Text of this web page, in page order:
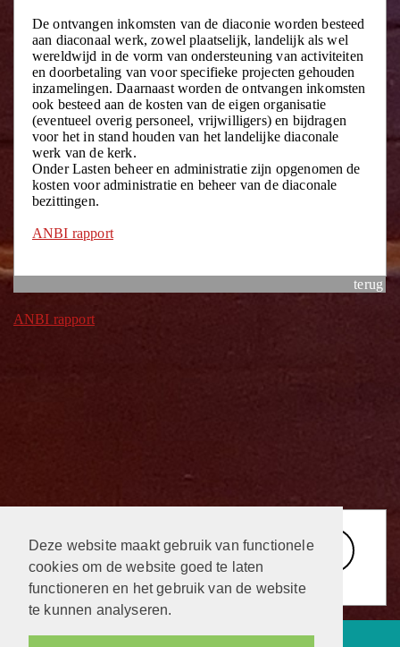
Deze website maakt gebruik van functionele
cookies om de website goed te laten
functioneren en het gebruik van de website
te kunnen analyseren.
De ontvangen inkomsten van de diaconie worden besteed
aan diaconaal werk, zowel plaatselijk, landelijk als wel
wereldwijd in de vorm van ondersteuning van activiteiten
en doorbetaling van voor specifieke projecten gehouden
inzamelingen. Daarnaast worden de ontvangen inkomsten
ook besteed aan de kosten van de eigen organisatie
(eventueel overig personeel, vrijwilligers) en bijdragen
voor het in stand houden van het landelijke diaconale
werk van de kerk.
Onder Lasten beheer en administratie zijn opgenomen de
kosten voor administratie en beheer van de diaconale
bezittingen.
ANBI rapport
terug
ANBI rapport